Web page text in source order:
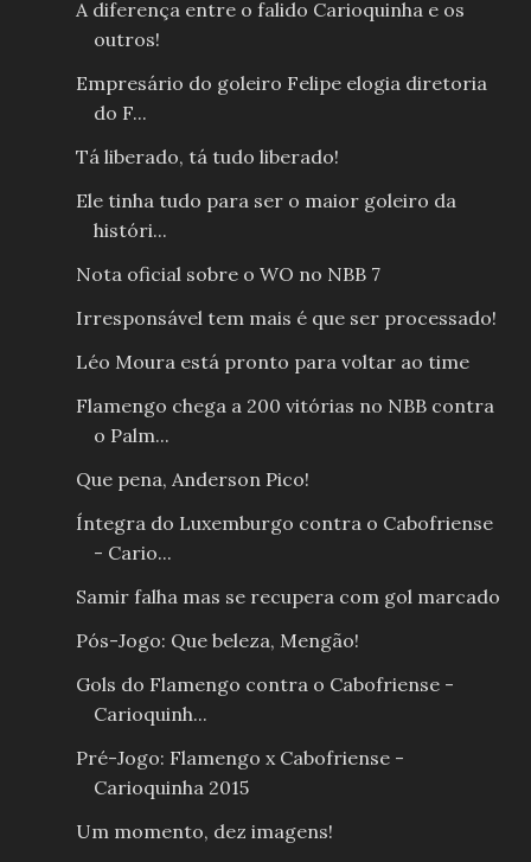
A diferença entre o falido Carioquinha e os
outros!
Empresário do goleiro Felipe elogia diretoria
do F...
Tá liberado, tá tudo liberado!
Ele tinha tudo para ser o maior goleiro da
históri...
Nota oficial sobre o WO no NBB 7
Irresponsável tem mais é que ser processado!
Léo Moura está pronto para voltar ao time
Flamengo chega a 200 vitórias no NBB contra
o Palm...
Que pena, Anderson Pico!
Íntegra do Luxemburgo contra o Cabofriense
- Cario...
Samir falha mas se recupera com gol marcado
Pós-Jogo: Que beleza, Mengão!
Gols do Flamengo contra o Cabofriense -
Carioquinh...
Pré-Jogo: Flamengo x Cabofriense -
Carioquinha 2015
Um momento, dez imagens!